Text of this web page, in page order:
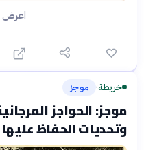
اعرض
خريطة› موجز
موجز: الحواجز
وتحديات الحفاظ عليها